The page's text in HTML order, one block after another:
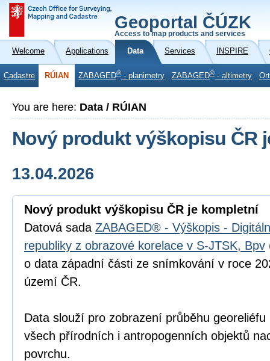
Geoportal ČÚZK
Access to map products and services
Welcome Applications Data Services INSPIRE
Cadastre RÚIAN ZABAGED® - planimetry ZABAGED® - altimetry
You are here: Data / RÚIAN
Nový produkt výškopisu ČR
13.04.2026
Nový produkt výškopisu ČR je kompletní
Datová sada ZABAGED® - Výškopis -
republiky z obrazové korelace v S-JTSK, Bpv
o data západní části ze snímkování v roce
území ČR.
Data slouží pro zobrazení průběhu
všech přírodních i antropogenních objektů
povrchu.